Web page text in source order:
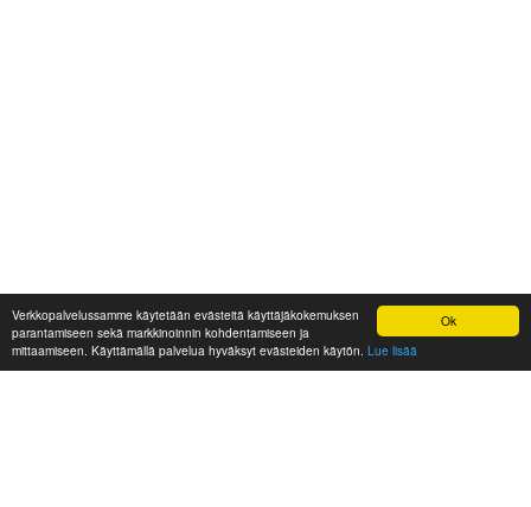
Ok
Verkkopalvelussamme käytetään evästeitä käyttäjäkokemuksen
parantamiseen sekä markkinoinnin kohdentamiseen ja
mittaamiseen. Käyttämällä palvelua hyväksyt evästeiden käytön. Lue lisää